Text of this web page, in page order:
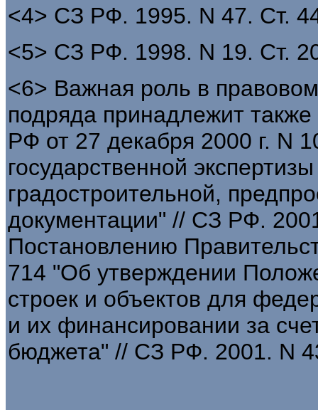
<4> СЗ РФ. 1995. N 47. Ст.
<5> СЗ РФ. 1998. N 19. Ст.
<6> Важная роль в
подряда принадлежит
РФ от 27 декабря 2000 г. N
государственной
градостроительной,
документации" // СЗ РФ.
Постановлению
714 "Об утверждении
строек и объектов для
и их финансировании за
бюджета" // СЗ РФ. 2001. N